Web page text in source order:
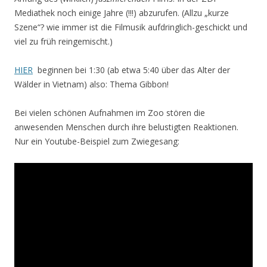
Mediathek noch einige Jahre (!!!) abzurufen. (Allzu „kurze
Szene“? wie immer ist die Filmusik aufdringlich-geschickt und
viel zu früh reingemischt.)
HIER beginnen bei 1:30 (ab etwa 5:40 über das Alter der
Wälder in Vietnam) also: Thema Gibbon!
Bei vielen schönen Aufnahmen im Zoo stören die
anwesenden Menschen durch ihre belustigten Reaktionen.
Nur ein Youtube-Beispiel zum Zwiegesang: